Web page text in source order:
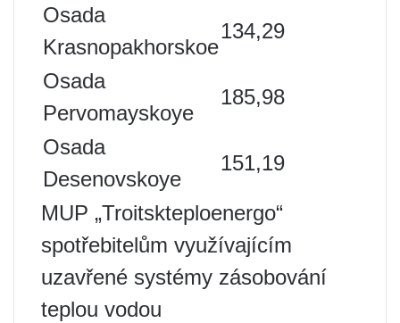
Osada
Krasnopakhorskoe
134,29
Osada
Pervomayskoye
185,98
Osada
Desenovskoye
151,19
MUP „Troitskteploenergo“
spotřebitelům využívajícím
uzavřené systémy zásobování
teplou vodou